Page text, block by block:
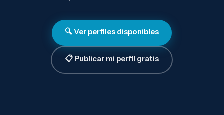
🔍 Ver perfiles disponibles
📋 Publicar mi perfil gratis